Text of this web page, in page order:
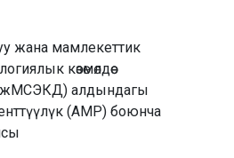
жана мамлекеттик
көзөмөлдөө
алдындагы
(АМР) боюнча